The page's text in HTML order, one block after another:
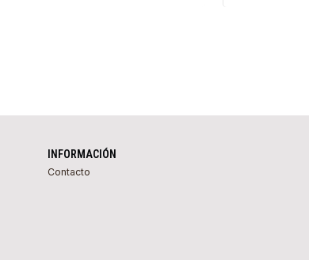
INFORMACIÓN
Contacto